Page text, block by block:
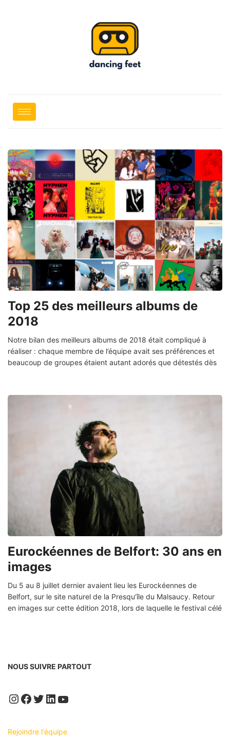
Top 25 des meilleurs albums de
2018
Notre bilan des meilleurs albums de 2018 était compliqué à
réaliser : chaque membre de l’équipe avait ses préférences et
beaucoup de groupes étaient autant adorés que détestés dès
Eurockéennes de Belfort: 30 ans en
images
Du 5 au 8 juillet dernier avaient lieu les Eurockéennes de
Belfort, sur le site naturel de la Presqu’île du Malsaucy. Retour
en images sur cette édition 2018, lors de laquelle le festival célé
NOUS SUIVRE PARTOUT
Instagram
Facebook
Twitter
LinkedIn
YouTube
Rejoindre l'équipe